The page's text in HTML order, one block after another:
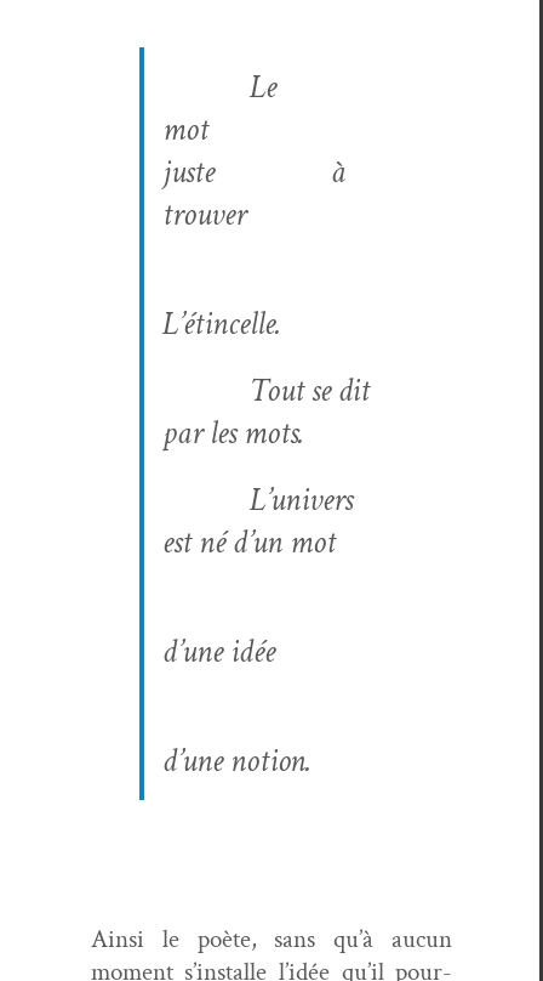
Le
mot
juste
à
trou­ver
L’étincelle.
Tout se dit
par les mots.
L’univers
est né d’un mot
d’une idée
d’une notion.
Ain­si le poète, sans qu’à aucun
moment s’installe l’idée qu’il pour­